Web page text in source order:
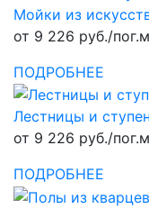
Мойки из
от 9 226 руб./пог.м
ПОДРОБНЕЕ
Лестницы и
от 9 226 руб./пог.м
ПОДРОБНЕЕ